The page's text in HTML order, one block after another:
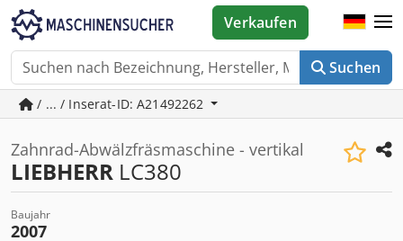
Suchen
Verkaufen
/ ... / Inserat-ID: A21492262
Zahnrad-Abwälzfräsmaschine - vertikal
LIEBHERR LC380
Baujahr
2007